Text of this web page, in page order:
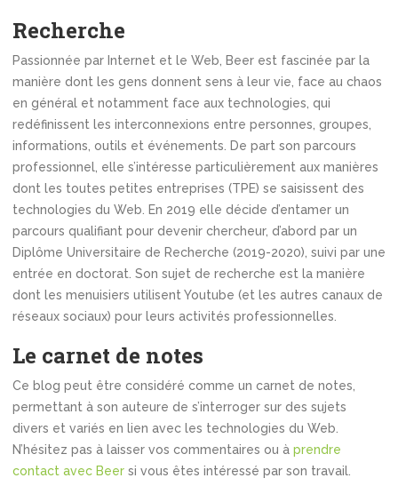
Recherche
Passionnée par Internet et le Web, Beer est fascinée par la
manière dont les gens donnent sens à leur vie, face au chaos
en général et notamment face aux technologies, qui
redéfinissent les interconnexions entre personnes, groupes,
informations, outils et événements. De part son parcours
professionnel, elle s’intéresse particulièrement aux manières
dont les toutes petites entreprises (TPE) se saisissent des
technologies du Web. En 2019 elle décide d’entamer un
parcours qualifiant pour devenir chercheur, d’abord par un
Diplôme Universitaire de Recherche (2019-2020), suivi par une
entrée en doctorat. Son sujet de recherche est la manière
dont les menuisiers utilisent Youtube (et les autres canaux de
réseaux sociaux) pour leurs activités professionnelles.
Le carnet de notes
Ce blog peut être considéré comme un carnet de notes,
permettant à son auteure de s’interroger sur des sujets
divers et variés en lien avec les technologies du Web.
N’hésitez pas à laisser vos commentaires ou à prendre
contact avec Beer si vous êtes intéressé par son travail.